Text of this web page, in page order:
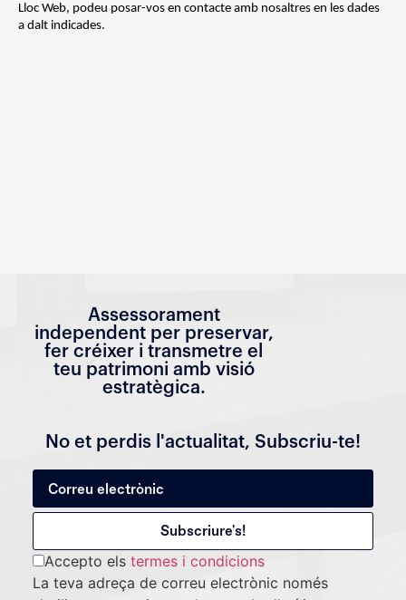
Lloc Web, podeu posar-vos en contacte amb nosaltres en les dades
a dalt indicades.
Assessorament
independent per preservar,
fer créixer i transmetre el
teu patrimoni amb visió
estratègica.
No et perdis l'actualitat, Subscriu-te!
Accepto els termes i condicions
La teva adreça de correu electrònic només